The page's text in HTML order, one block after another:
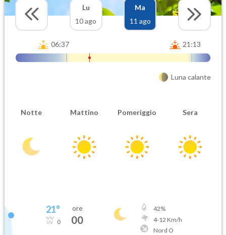
Lu
10 ago
Ma
11 ago
06:37 21:13
Luna calante
Notte Mattino Pomeriggio Sera
21°
0
ore
00
42%
4-12 Km/h
Nord O